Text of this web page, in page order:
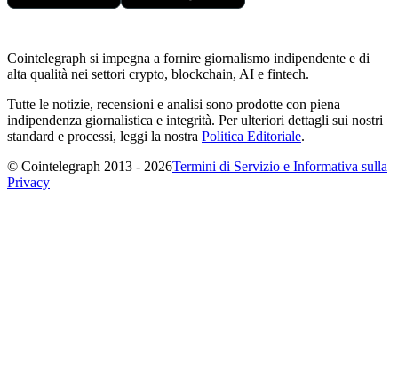
Cointelegraph si impegna a fornire giornalismo indipendente e di
alta qualità nei settori crypto, blockchain, AI e fintech.
Tutte le notizie, recensioni e analisi sono prodotte con piena
indipendenza giornalistica e integrità. Per ulteriori dettagli sui nostri
standard e processi, leggi la nostra Politica Editoriale.
© Cointelegraph 2013 - 2026Termini di Servizio e Informativa sulla
Privacy